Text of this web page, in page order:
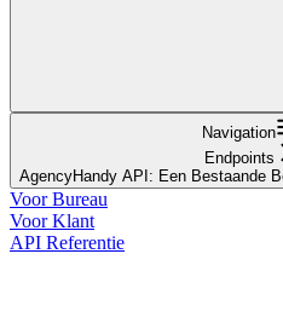
Navigation
Endpoints
AgencyHandy API: Een Bestaande
Voor Bureau
Voor Klant
API Referentie